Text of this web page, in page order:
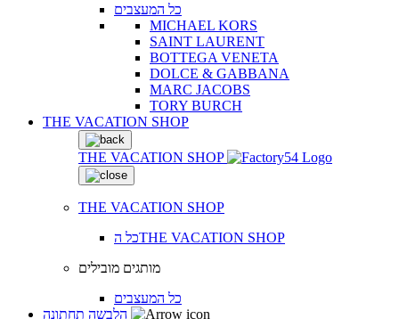
כל המעצבים
MICHAEL KORS
SAINT LAURENT
BOTTEGA VENETA
DOLCE & GABBANA
MARC JACOBS
TORY BURCH
THE VACATION SHOP
THE VACATION SHOP
THE VACATION SHOP
כל הTHE VACATION SHOP
מותגים מובילים
כל המעצבים